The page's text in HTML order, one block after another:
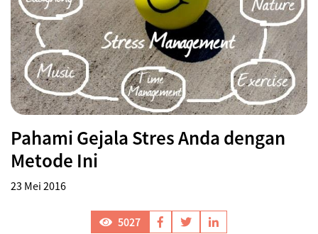
Pahami Gejala Stres Anda dengan
Metode Ini
23 Mei 2016
5027